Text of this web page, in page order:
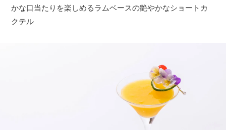
かな口当たりを楽しめるラムベースの艶やかなショートカ
クテル